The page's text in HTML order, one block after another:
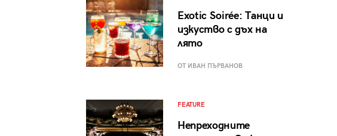
Exotic Soirée: Танци и
изкуство с дъх на
лято
ОТ ИВАН ПЪРВАНОВ
FEATURE
Непреходните